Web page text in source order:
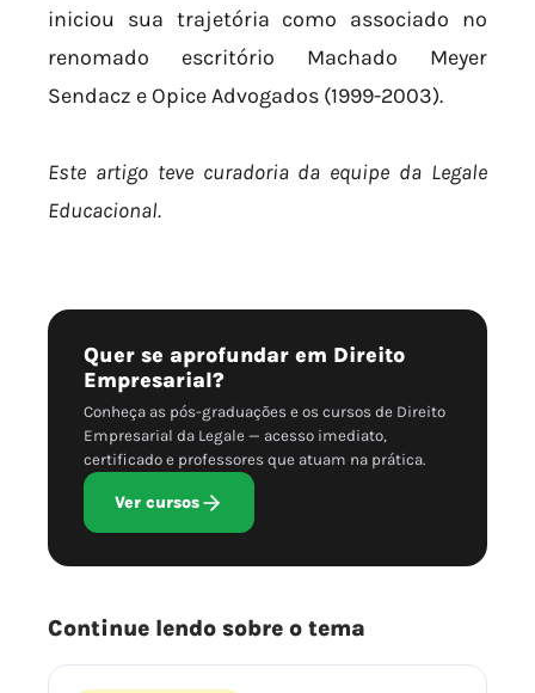
iniciou sua trajetória como associado no
renomado escritório Machado Meyer
Sendacz e Opice Advogados (1999-2003).
Este artigo teve curadoria da equipe da Legale
Educacional.
Quer se aprofundar em Direito
Empresarial?
Conheça as pós-graduações e os cursos de Direito
Empresarial da Legale — acesso imediato,
certificado e professores que atuam na prática.
Ver cursos
Continue lendo sobre o tema